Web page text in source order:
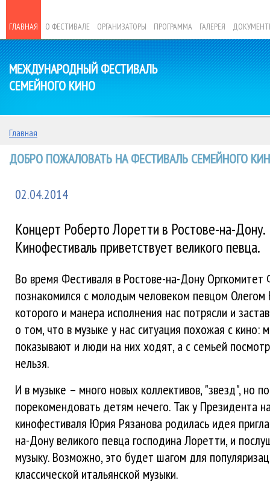
ГЛАВНАЯ О ФЕСТИВАЛЕ ОРГАНИЗАТОРЫ ПРОГРАММА ГАЛЕРЕЯ
МЕЖДУНАРОДНЫЙ ФЕСТИВАЛЬ
СЕМЕЙНОГО КИНО
Главная
ДОБРО ПОЖАЛОВАТЬ НА ФЕСТИВАЛЬ СЕМЕЙНОГО
02.04.2014
Концерт Роберто Лоретти в Ростове-на-Дону.
Кинофестиваль приветствует великого певца.
Во время Фестиваля в Ростове-на-Дону Оргкомитет
познакомился с молодым человеком певцом Олегом
которого и манера исполнения нас потрясли и
о том, что в музыке у нас ситуация похожая с кино:
показывают и люди на них ходят, а с семьей
нельзя.
И в музыке – много новых коллективов, "звезд", но
порекомендовать детям нечего. Так у Президента
кинофестиваля Юрия Рязанова родилась идея
на-Дону великого певца господина Лоретти, и
музыку. Возможно, это будет шагом для
классической итальянской музыки.